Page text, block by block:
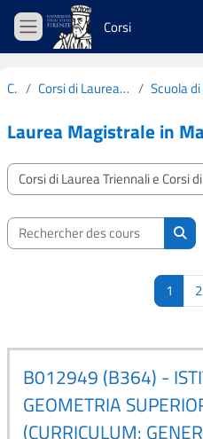
Passer au contenu principal
Panneau latéral
Corsi
Cours Corsi di Laurea Triennali e Corsi di Laurea Magistrali
Laurea Magistrale in
Catégories de cours
Rechercher des cours
1 Page 1
2
B012949 (B364) -
GEOMETRIA
(CURRICULUM: